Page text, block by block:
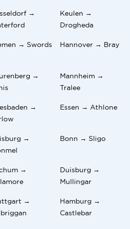
→
Keulen →
Drogheda
→ Swords Hannover → Bray
→
Mannheim →
Tralee
→
Essen → Athlone
→
Bonn → Sligo
→
Duisburg →
Mullingar
→
Hamburg →
Castlebar